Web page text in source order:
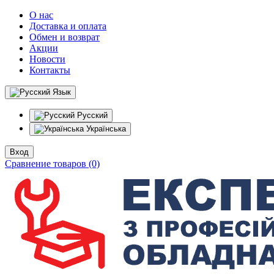
О нас
Доставка и оплата
Обмен и возврат
Акции
Новости
Контакты
Язык
Русский
Українська
Вход
Сравнение товаров (0)